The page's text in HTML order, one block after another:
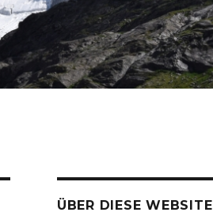
ÜBER DIESE WEBSITE